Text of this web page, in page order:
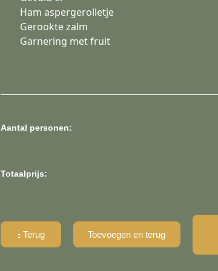
Ham aspergerolletje
Gerookte zalm
Garnering met fruit
Aantal personen:
Totaalprijs:
Terug Toevoegen en terug